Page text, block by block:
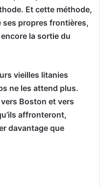
Et cette méthode,
ses propres frontières,
la sortie du
vieilles litanies
ne les attend plus.
Boston et vers
affronteront,
davantage que